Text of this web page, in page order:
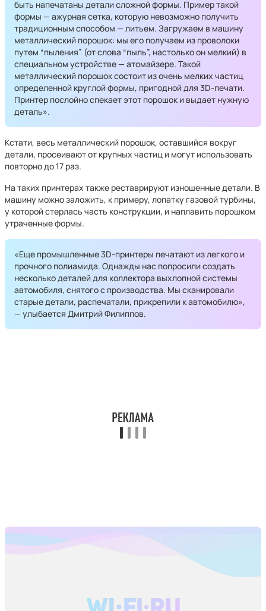
быть напечатаны детали сложной формы. Пример такой
формы — ажурная сетка, которую невозможно получить
традиционным способом — литьем. Загружаем в машину
металлический порошок: мы его получаем из проволоки
путем “пыления” (от слова “пыль”, настолько он мелкий) в
специальном устройстве — атомайзере. Такой
металлический порошок состоит из очень мелких частиц
определенной круглой формы, пригодной для 3D-печати.
Принтер послойно спекает этот порошок и выдает нужную
деталь».
Кстати, весь металлический порошок, оставшийся вокруг
детали, просеивают от крупных частиц и могут использовать
повторно до 17 раз.
На таких принтерах также реставрируют изношенные детали. В
машину можно заложить, к примеру, лопатку газовой турбины,
у которой стерлась часть конструкции, и наплавить порошком
утраченные формы.
«Еще промышленные 3D-принтеры печатают из легкого и
прочного полиамида. Однажды нас попросили создать
несколько деталей для коллектора выхлопной системы
автомобиля, снятого с производства. Мы сканировали
старые детали, распечатали, прикрепили к автомобилю»,
— улыбается Дмитрий Филиппов.